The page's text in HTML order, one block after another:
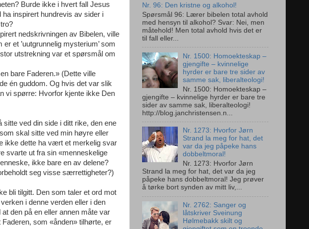
Burde ikke i hvert fall Jesus
inspirert hundrevis av sider i
nedskrivningen av Bibelen, ville
et ’uutgrunnelig mysterium’ som
utstrekning var et spørsmål om
bare Faderen.» (Dette ville
én guddom. Og hvis det var slik
vi spørre: Hvorfor kjente ikke Den
ved din side i ditt rike, den ene
skal sitte ved min høyre eller
ikke dette ha vært et merkelig svar
svarte ut fra sin «menneskelige
ikke bare en av delene?
seg visse særrettigheter?)
bli tilgitt. Den som taler et ord mot
i denne verden eller i den
den på en eller annen måte var
som «ånden» tilhørte, er
Nr. 96: Den kristne og alkohol!
Spørsmål 96: Lærer bibelen total avhold
med hensyn til alkohol? Svar: Nei, men
måtehold! Men total avhold hvis det er
til fall eller...
Nr. 1500: Homoekteskap –
gjengifte – kvinnelige
hyrder er bare tre sider av
samme sak, liberalteologi!
Nr. 1500: Homoekteskap –
gjengifte – kvinnelige hyrder er bare tre
sider av samme sak, liberalteologi!
http://blog.janchristensen.n...
Nr. 1273: Hvorfor Jørn
Strand la meg for hat, det
var da jeg påpeke hans
dobbeltmoral!
Nr. 1273: Hvorfor Jørn
Strand la meg for hat, det var da jeg
påpeke hans dobbeltmoral! Jeg prøver
å tørke bort synden av mitt liv,...
Nr. 2762: Sanger og
låtskriver Sveinung
Hølmebakk skilt og